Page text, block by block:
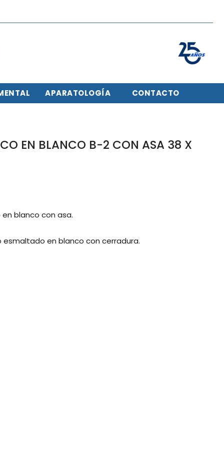
APARATOLOGÍA CONTACTO
EN BLANCO B-2 CON ASA 38 X
blanco con asa.
en blanco con cerradura.